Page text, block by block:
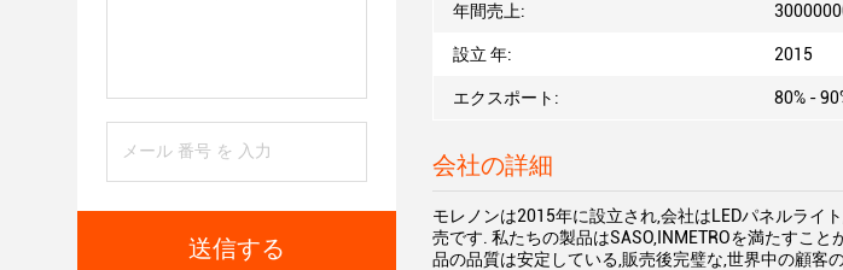
送信する
年間売上:
設立 年: 2015
エクスポート: 80% -
会社の詳細
モレノンは2015年に設立され,会社はLEDパネルライ
売です. 私たちの製品はSASO,INMETROを満たすこ
品の品質は安定している,販売後完璧な,世界中の顧客